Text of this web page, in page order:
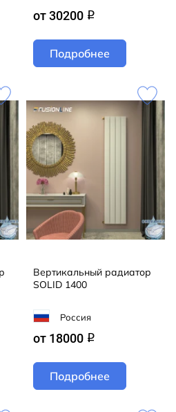
от 30200 q
Подробнее
Вертикальный радиатор
SOLID 1400
Россия
от 18000 q
Подробнее